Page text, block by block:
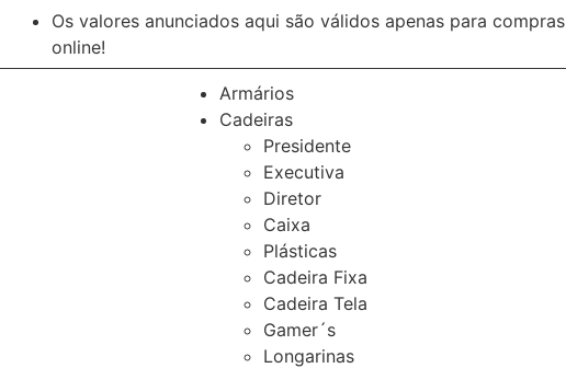
Os valores anunciados aqui são válidos apenas para compras
online!
Armários
Cadeiras
Presidente
Executiva
Diretor
Caixa
Plásticas
Cadeira Fixa
Cadeira Tela
Gamer´s
Longarinas